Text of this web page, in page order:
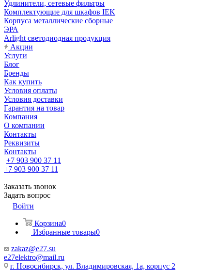
Удлинители, сетевые фильтры
Комплектующие для шкафов IEK
Корпуса металлические сборные
ЭРА
Arlight светодиодная продукция
Акции
Услуги
Блог
Бренды
Как купить
Условия оплаты
Условия доставки
Гарантия на товар
Компания
О компании
Контакты
Реквизиты
Контакты
+7 903 900 37 11
+7 903 900 37 11
Заказать звонок
Задать вопрос
Войти
Корзина0
Избранные товары0
zakaz@e27.su
e27elektro@mail.ru
г. Новосибирск, ул. Владимировская, 1а, корпус 2